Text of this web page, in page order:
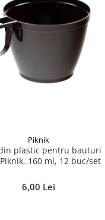
Piknik
plastic pentru bauturi
160 ml, 12 buc/set
6,00 Lei